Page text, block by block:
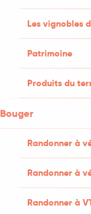
Les vignobles
Patrimoine
Produits du
Bouger
Randonner à
Randonner à
Randonner à